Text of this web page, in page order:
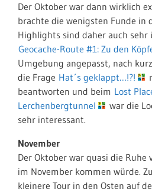
Der Oktober war dann wirklich
brachte die wenigsten Funde in
Highlights sind daher auch sehr
Geocache-Route #1: Zu den
Umgebung angepasst, nach
die Frage Hat´s geklappt…!?!
beantworten und beim Lost
Lerchenbergtunnel
war die
sehr interessant.
November
Der Oktober war quasi die
im November kommen würde.
kleinere Tour in den Osten auf